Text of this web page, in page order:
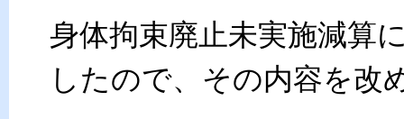
身体拘束廃止未実施減算
したので、その内容を改